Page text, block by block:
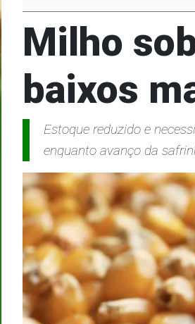
Milho
baixos
Estoque reduzido e
enquanto avanço da